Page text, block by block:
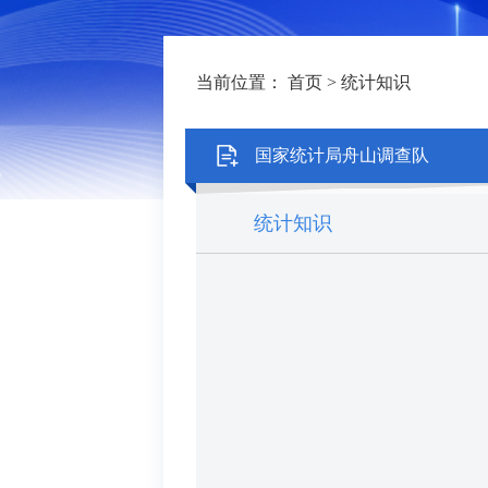
当前位置： 首页 > 统计知识
国家统计局舟山调查队
统计知识